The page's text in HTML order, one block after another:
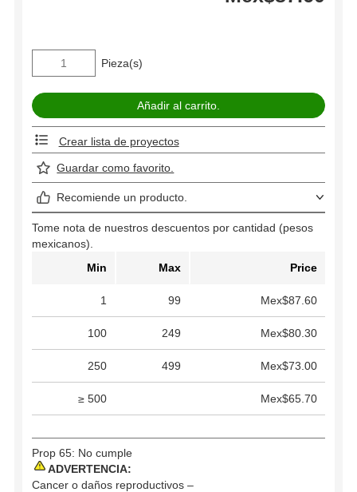
Pieza(s)
Crear lista de proyectos
Guardar como favorito.
Recomiende un producto.
Tome nota de nuestros descuentos por cantidad (pesos
mexicanos).
Min
Max Price
1 99 Mex$87.60
100 249 Mex$80.30
250 499 Mex$73.00
≥ 500 Mex$65.70
Prop 65: No cumple
ADVERTENCIA:
Cancer o daños reproductivos –